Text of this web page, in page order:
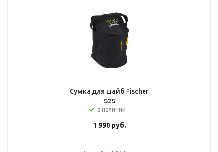
Сумка для шайб Fischer
S25
в наличии
1 990руб.